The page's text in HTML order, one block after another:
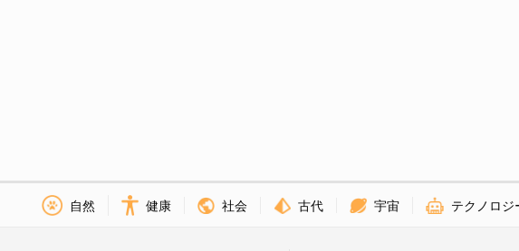
自然 健康 社会 古代 宇宙 テクノロジ